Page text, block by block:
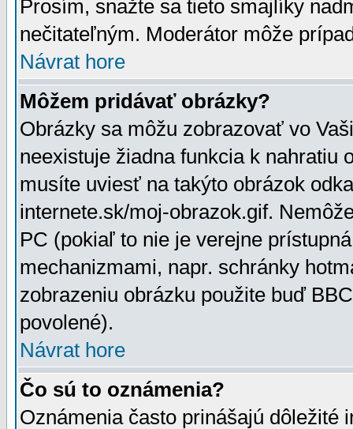
Prosím, snažte sa tieto smajlíky
nečitateľným. Moderátor môže
Návrat hore
Môžem pridávať obrázky?
Obrázky sa môžu zobrazovať vo
neexistuje žiadna funkcia k nahratiu
musíte uviesť na takýto obrázok
internete.sk/moj-obrazok.gif.
PC (pokiaľ to nie je verejne
mechanizmami, napr. schránky
zobrazeniu obrázku použite buď
povolené).
Návrat hore
Čo sú to oznámenia?
Oznámenia často prinášajú dôležité